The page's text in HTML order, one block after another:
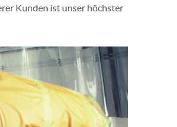
Kunden ist unser höchster